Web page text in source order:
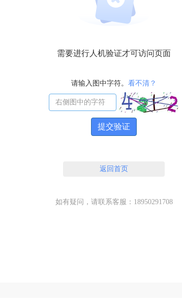
需要进行人机验证才可访问页面
请输入图中字符。 看不清？
提交验证
返回首页
如有疑问，请联系客服：18950291708